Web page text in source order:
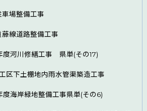
場整備工事
線道路整備工事
度河川修繕工事 県単(その17)
区下土棚地内雨水管渠築造工事
海岸緑地整備工事県単(その6)